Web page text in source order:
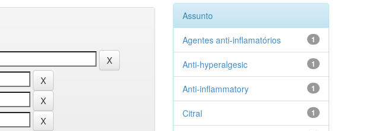
Assunto
1
Agentes anti-inflamatórios
1
Anti-hyperalgesic
1
Anti-inflammatory
1
Citral